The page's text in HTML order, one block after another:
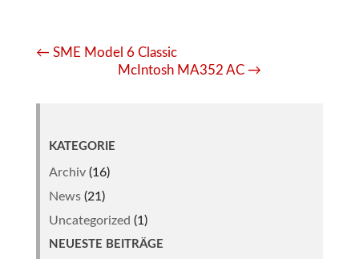
← SME Model 6 Classic
McIntosh MA352 AC →
KATEGORIE
Archiv(16)
News(21)
Uncategorized (1)
NEUESTE BEITRÄGE